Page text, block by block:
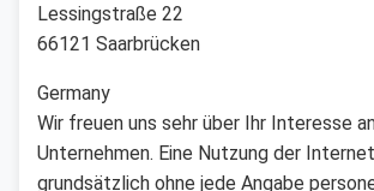
Lessingstraße 22
66121 Saarbrücken
Germany
Wir freuen uns sehr über Ihr Interesse
Unternehmen. Eine Nutzung der
grundsätzlich ohne jede Angabe